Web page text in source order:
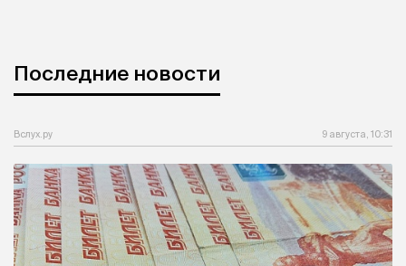
Последние новости
Вслух.ру 9 августа, 10:31